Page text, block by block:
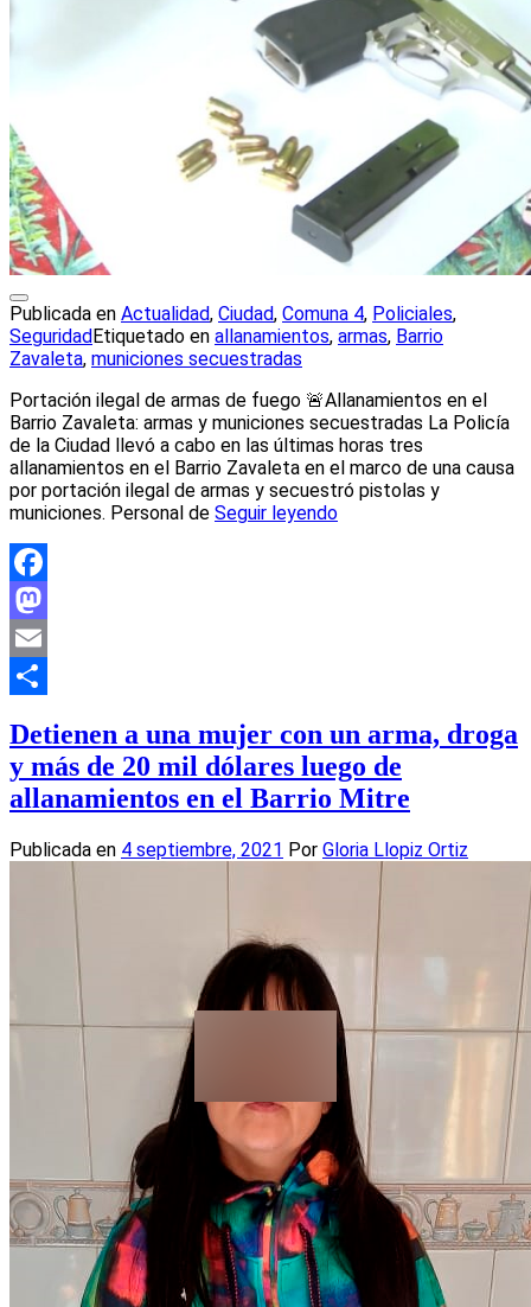
Publicada en Actualidad, Ciudad, Comuna 4, Policiales,
SeguridadEtiquetado en allanamientos, armas, Barrio
Zavaleta, municiones secuestradas
Portación ilegal de armas de fuego 🚨Allanamientos en el
Barrio Zavaleta: armas y municiones secuestradas La Policía
de la Ciudad llevó a cabo en las últimas horas tres
allanamientos en el Barrio Zavaleta en el marco de una causa
por portación ilegal de armas y secuestró pistolas y
municiones. Personal de Seguir leyendo
Facebook
Mastodon
Email
Detienen a una mujer con un arma, droga
y más de 20 mil dólares luego de
allanamientos en el Barrio Mitre
Publicada en 4 septiembre, 2021 Por Gloria Llopiz Ortiz